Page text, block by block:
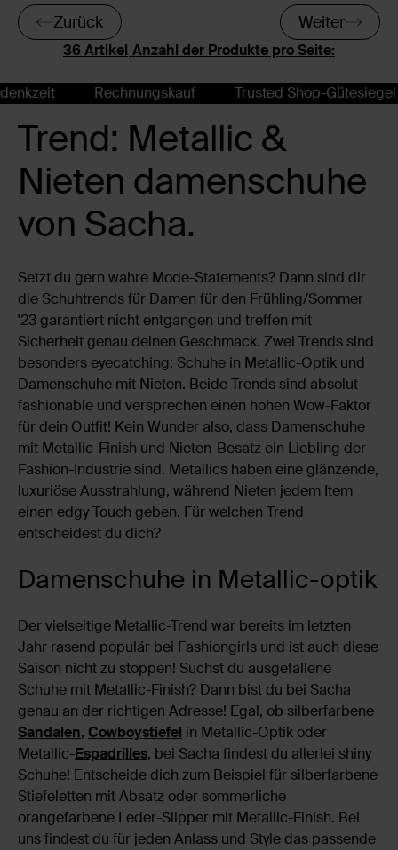
Anzahl der Produkte pro Seite:
Zurück Weiter
Rechnungskauf Trusted Shop-Gütesiegel 14
Trend: Metallic &
Nieten damenschuhe
von Sacha.
Setzt du gern wahre Mode-Statements? Dann sind dir
die Schuhtrends für Damen für den Frühling/Sommer
'23 garantiert nicht entgangen und treffen mit
Sicherheit genau deinen Geschmack. Zwei Trends sind
besonders eyecatching: Schuhe in Metallic-Optik und
Damenschuhe mit Nieten. Beide Trends sind absolut
fashionable und versprechen einen hohen Wow-Faktor
für dein Outfit! Kein Wunder also, dass Damenschuhe
mit Metallic-Finish und Nieten-Besatz ein Liebling der
Fashion-Industrie sind. Metallics haben eine glänzende,
luxuriöse Ausstrahlung, während Nieten jedem Item
einen edgy Touch geben. Für welchen Trend
entscheidest du dich?
Damenschuhe in Metallic-optik
Der vielseitige Metallic-Trend war bereits im letzten
Jahr rasend populär bei Fashiongirls und ist auch diese
Saison nicht zu stoppen! Suchst du ausgefallene
Schuhe mit Metallic-Finish? Dann bist du bei Sacha
genau an der richtigen Adresse! Egal, ob silberfarbene
Sandalen, Cowboystiefel in Metallic-Optik oder
Metallic-Espadrilles, bei Sacha findest du allerlei shiny
Schuhe! Entscheide dich zum Beispiel für silberfarbene
Stiefeletten mit Absatz oder sommerliche
orangefarbene Leder-Slipper mit Metallic-Finish. Bei
uns findest du für jeden Anlass und Style das passende